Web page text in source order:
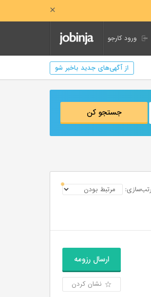
ورود کارجو
از آگهی‌های جدید باخبر شو
جستجو کن
ارسال رزومه
نشان کردن